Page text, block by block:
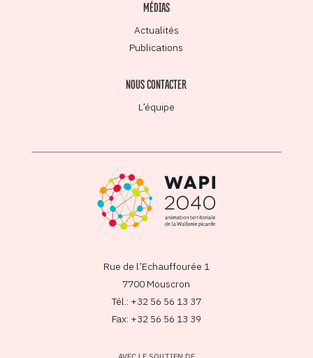
MÉDIAS
Actualités
Publications
NOUS CONTACTER
L’équipe
Rue de l’Echauffourée 1
7700 Mouscron
Tél.: +32 56 56 13 37
Fax: +32 56 56 13 39